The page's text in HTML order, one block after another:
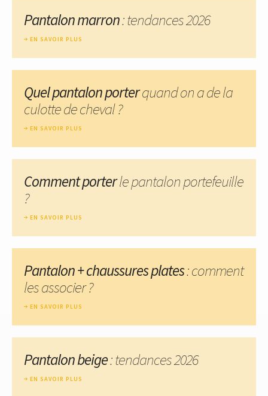
Pantalon marron: tendances 2026
EN SAVOIR PLUS
Quel pantalon porterquand on a de la
culotte de cheval ?
EN SAVOIR PLUS
Comment porterle pantalon portefeuille
?
EN SAVOIR PLUS
Pantalon + chaussures plates: comment
les associer ?
EN SAVOIR PLUS
Pantalon beige: tendances 2026
EN SAVOIR PLUS